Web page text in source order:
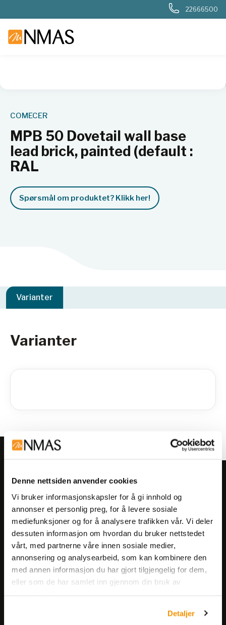
Denne nettsiden anvender cookies
Vi bruker informasjonskapsler for å gi innhold og
annonser et personlig preg, for å levere sosiale
mediefunksjoner og for å analysere trafikken vår. Vi deler
dessuten informasjon om hvordan du bruker nettstedet
vårt, med partnerne våre innen sosiale medier,
annonsering og analysearbeid, som kan kombinere den
med annen informasjon du har gjort tilgjengelig for dem,
eller som de har samlet inn gjennom din bruk av
Detaljer
22666500
Radiologi og
COMECER
MPB 50 Dovetail wall base
lead brick, painted (default :
RAL
Spørsmål om produktet? Klikk her!
Varianter
Varianter
Meld deg på vårt nyhetsbrev!
Få informasjon om produkter,
arrangementer og kampanjer.
Meld på nyhetsbrev